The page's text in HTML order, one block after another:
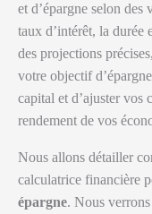
et d’épargne selon
taux d’intérêt, la durée
des projections
votre objectif
capital et d’ajuster
rendement de vos
Nous allons détailler
calculatrice financière
épargne. Nous